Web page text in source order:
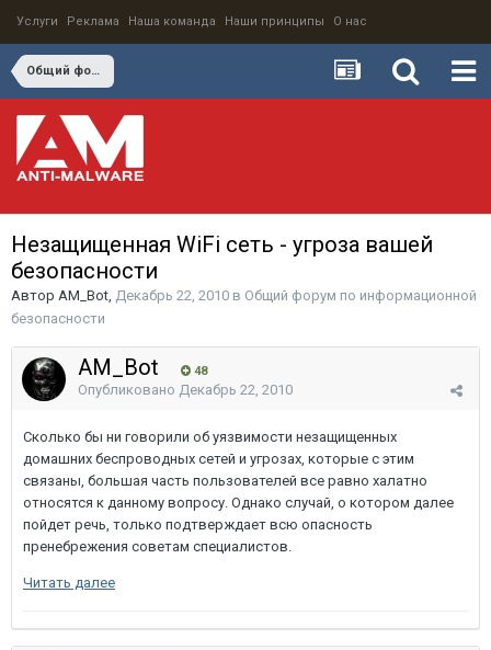
Услуги Реклама Наша команда Наши принципы О нас
Общий форум по информационной безопасности
Незащищенная WiFi сеть - угроза вашей
безопасности
Автор AM_Bot, Декабрь 22, 2010 в Общий форум по информационной
безопасности
AM_Bot 48
Опубликовано Декабрь 22, 2010
Сколько бы ни говорили об уязвимости незащищенных
домашних беспроводных сетей и угрозах, которые с этим
связаны, большая часть пользователей все равно халатно
относятся к данному вопросу. Однако случай, о котором далее
пойдет речь, только подтверждает всю опасность
пренебрежения советам специалистов.
Читать далее